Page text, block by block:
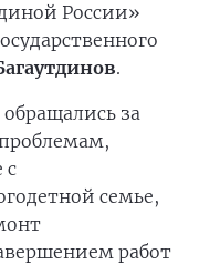
России»
.
за
с
семье,
работ